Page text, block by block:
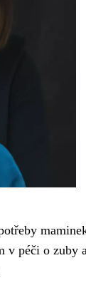
v péči o